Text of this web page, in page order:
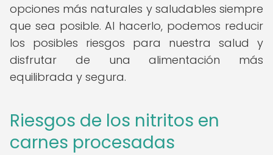
opciones más naturales y saludables siempre
que sea posible. Al hacerlo, podemos reducir
los posibles riesgos para nuestra salud y
disfrutar de una alimentación más
equilibrada y segura.
Riesgos de los nitritos en
carnes procesadas